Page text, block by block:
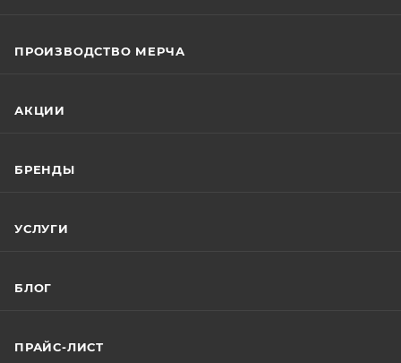
ПРОИЗВОДСТВО МЕРЧА
АКЦИИ
БРЕНДЫ
УСЛУГИ
БЛОГ
ПРАЙС-ЛИСТ